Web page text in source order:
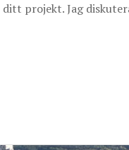
projekt. Jag